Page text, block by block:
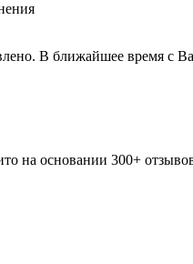
В ближайшее время с
на основании 300+